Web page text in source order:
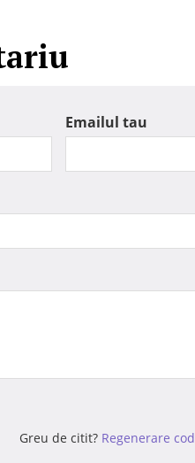
Emailul tau
Greu de citit? Regenerare cod